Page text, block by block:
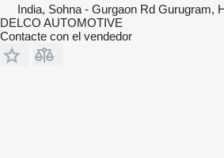
India, Sohna - Gurgaon Rd Gurugram,
DELCO AUTOMOTIVE
Contacte con el vendedor